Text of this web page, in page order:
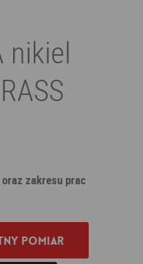
nikiel
zakresu prac
pomiar